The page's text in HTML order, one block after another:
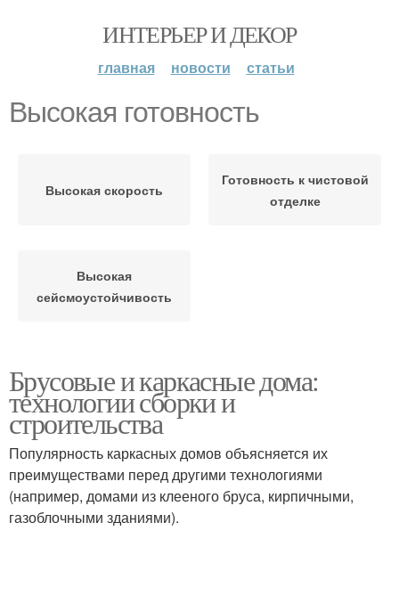
ИНТЕРЬЕР И ДЕКОР
главная новости статьи
Высокая готовность
Высокая скорость
Готовность к чистовой
отделке
Высокая
сейсмоустойчивость
Брусовые и каркасные дома:
технологии сборки и
строительства
Популярность каркасных домов объясняется их
преимуществами перед другими технологиями
(например, домами из клееного бруса, кирпичными,
газоблочными зданиями).